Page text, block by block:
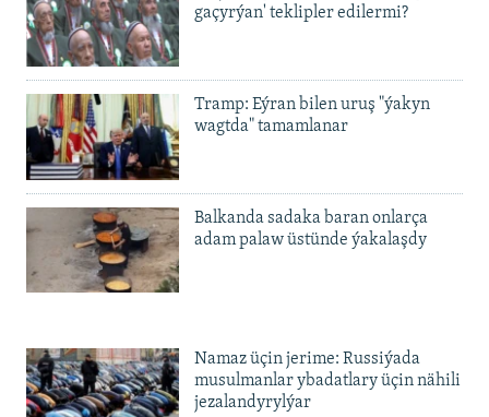
gaçyrýan' teklipler edilermi?
Tramp: Eýran bilen uruş "ýakyn
wagtda" tamamlanar
Balkanda sadaka baran onlarça
adam palaw üstünde ýakalaşdy
Namaz üçin jerime: Russiýada
musulmanlar ybadatlary üçin nähili
jezalandyrylýar